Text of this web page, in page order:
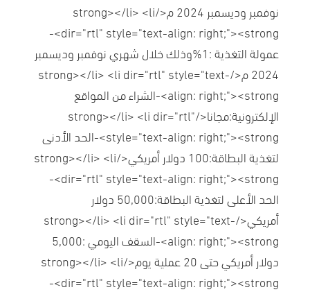
نوفمبر وديسمبر 2024 م</strong></li> <li
dir="rtl" style="text-align: right;"><strong>-
عمولة التغذية :1%وذلك خلال شهري نوفمبر وديسمبر
2024 م</strong></li> <li dir="rtl" style="text-
align: right;"><strong>-الشراء من المواقع
الإلكترونية:مجانا</strong></li> <li dir="rtl"
style="text-align: right;"><strong>-الحد الأدنى
لتغذية البطاقة:100 دولار أمريكي</strong></li> <li
dir="rtl" style="text-align: right;"><strong>-
الحد الأعلى لتغذية البطاقة:50,000 دولار
أمريكي</strong></li> <li dir="rtl" style="text-
align: right;"><strong>-السقف اليومي :5,000
دولار أمريكي حتى 20 عملية يوم</strong></li> <li
dir="rtl" style="text-align: right;"><strong>-